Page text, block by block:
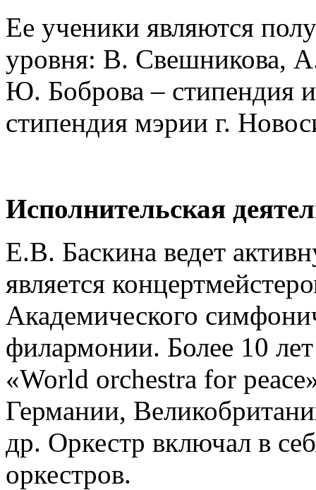
Ее ученики являются
уровня: В. Свешникова,
Ю. Боброва – стипендия
стипендия мэрии г.
Исполнительская
Е.В. Баскина ведет
является
Академического
филармонии. Более 10
«World orchestra for
Германии,
др. Оркестр включал в
оркестров.